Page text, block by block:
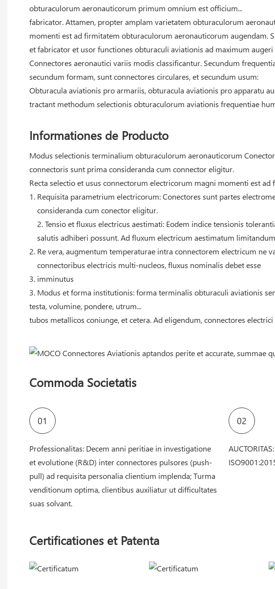
obturaculorum aeronauticorum primum omnium est officium...
fabricator. Attamen, propter amplam varietatem obturaculorum
momenti est ad firmitatem obturaculorum aeronauticorum augendam.
et fabricator et usor functiones obturaculi aviationis ad maximum augeri
Connectores aeronautici variis modis classificantur. Secundum
secundum formam, sunt connectores circulares, et secundum usum:
Obturacula aviationis pro armariis, obturacula aviationis pro apparatu
tractant methodum selectionis obturaculorum aviationis frequentiae
Informationes de Producto
Modus selectionis terminalium obturaculorum aeronauticorum
connectoris sunt prima consideranda cum connector eligitur.
Recta selectio et usus connectorum electricorum magni momenti est
Requisita parametrium electricorum: Conectores sunt partes
consideranda cum conector eligitur.
2. Tensio et fluxus electricus aestimati: Eodem indice tensionis
salutis adhiberi possunt. Ad fluxum electricum aestimatum
Re vera, augmentum temperaturae intra connectorem electricum ne
connectoribus electricis multi-nucleos, fluxus nominalis debet esse
imminutus
3. Modus et forma institutionis: forma terminalis obturaculi aviationis
testa, volumine, pondere, utrum...
tubos metallicos coniunge, et cetera. Ad eligendum, connectores
Commoda Societatis
01
Professionalitas: Decem anni peritiae in investigatione
et evolutione (R&D) inter connectores pulsores (push-
pull) ad requisita personalia clientium implenda; Turma
venditionum optima, clientibus auxiliatur ut difficultates
suas solvant.
02
Certificationes et Patenta